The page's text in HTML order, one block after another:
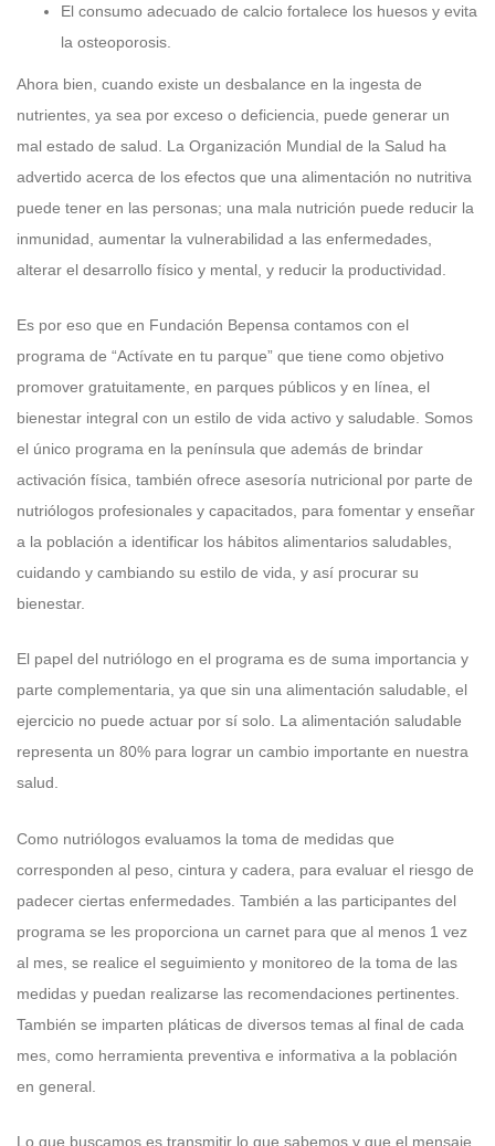
El consumo adecuado de calcio fortalece los huesos y evita
la osteoporosis.
Ahora bien, cuando existe un desbalance en la ingesta de
nutrientes, ya sea por exceso o deficiencia, puede generar un
mal estado de salud. La Organización Mundial de la Salud ha
advertido acerca de los efectos que una alimentación no nutritiva
puede tener en las personas; una mala nutrición puede reducir la
inmunidad, aumentar la vulnerabilidad a las enfermedades,
alterar el desarrollo físico y mental, y reducir la productividad.
Es por eso que en Fundación Bepensa contamos con el
programa de “Actívate en tu parque” que tiene como objetivo
promover gratuitamente, en parques públicos y en línea, el
bienestar integral con un estilo de vida activo y saludable. Somos
el único programa en la península que además de brindar
activación física, también ofrece asesoría nutricional por parte de
nutriólogos profesionales y capacitados, para fomentar y enseñar
a la población a identificar los hábitos alimentarios saludables,
cuidando y cambiando su estilo de vida, y así procurar su
bienestar.
El papel del nutriólogo en el programa es de suma importancia y
parte complementaria, ya que sin una alimentación saludable, el
ejercicio no puede actuar por sí solo. La alimentación saludable
representa un 80% para lograr un cambio importante en nuestra
salud.
Como nutriólogos evaluamos la toma de medidas que
corresponden al peso, cintura y cadera, para evaluar el riesgo de
padecer ciertas enfermedades. También a las participantes del
programa se les proporciona un carnet para que al menos 1 vez
al mes, se realice el seguimiento y monitoreo de la toma de las
medidas y puedan realizarse las recomendaciones pertinentes.
También se imparten pláticas de diversos temas al final de cada
mes, como herramienta preventiva e informativa a la población
en general.
Lo que buscamos es transmitir lo que sabemos y que el mensaje